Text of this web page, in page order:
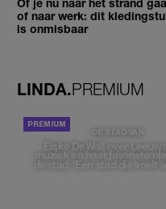
Of je nu naar het strand
of naar werk: dit
is onmisbaar
LINDA.PREMIUM
DE STAD VAN
Elske DeWall over
muziek en haar favoriete
de stad: 'Een stad die voelt